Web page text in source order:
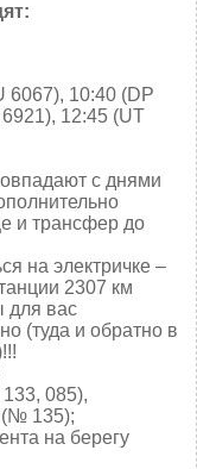
6067), 10:40 (DP
12:45 (UT
с днями
и трансфер до
на электричке –
2307 км
для вас
(туда и обратно в
085),
(№ 135);
на берегу